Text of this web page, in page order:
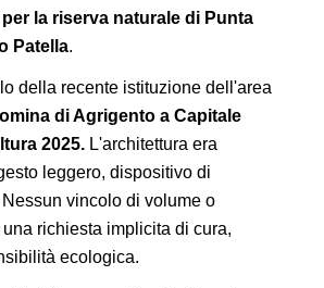
la riserva naturale di Punta
Patella.
della recente istituzione dell'area
di Agrigento a Capitale
2025. L'architettura era
leggero, dispositivo di
vincolo di volume o
richiesta implicita di cura,
ecologica.